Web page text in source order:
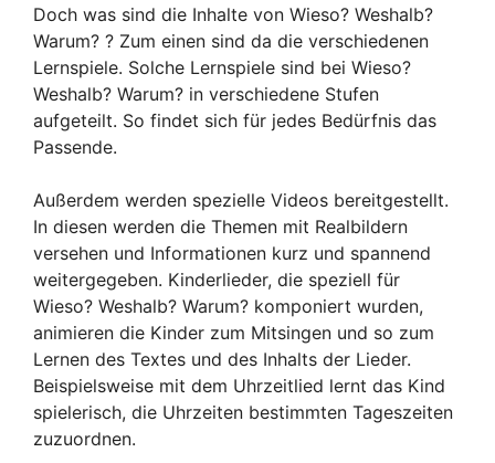
Doch was sind die Inhalte von Wieso? Weshalb?
Warum? ? Zum einen sind da die verschiedenen
Lernspiele. Solche Lernspiele sind bei Wieso?
Weshalb? Warum? in verschiedene Stufen
aufgeteilt. So findet sich für jedes Bedürfnis das
Passende.
Außerdem werden spezielle Videos bereitgestellt.
In diesen werden die Themen mit Realbildern
versehen und Informationen kurz und spannend
weitergegeben. Kinderlieder, die speziell für
Wieso? Weshalb? Warum? komponiert wurden,
animieren die Kinder zum Mitsingen und so zum
Lernen des Textes und des Inhalts der Lieder.
Beispielsweise mit dem Uhrzeitlied lernt das Kind
spielerisch, die Uhrzeiten bestimmten Tageszeiten
zuzuordnen.